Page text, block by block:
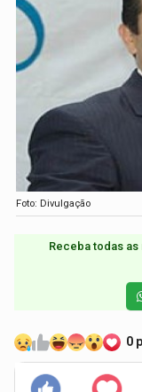
Foto: Divulgação
Receba todas
0